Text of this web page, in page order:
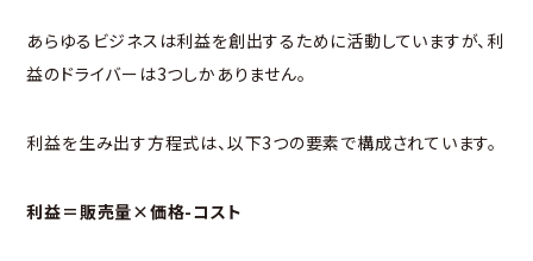
あらゆるビジネスは利益を創出するために活動していますが、利
益のドライバーは3つしかありません。
利益を生み出す方程式は、以下3つの要素で構成されています。
利益＝販売量×価格-コスト